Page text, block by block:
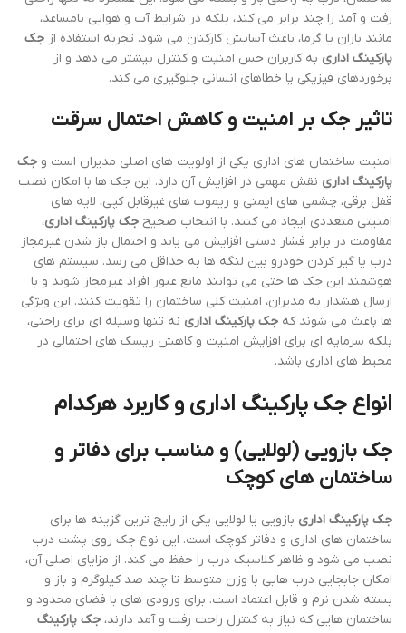
رفت و آمد را چند برابر می کند، بلکه در شرایط آب و هوایی نامساعد،
مانند باران یا گرما، باعث آسایش کارکنان می شود. تجربه استفاده از جک
پارکینگ اداری به کاربران حس امنیت و کنترل بیشتر می دهد و از
برخوردهای فیزیکی یا خطاهای انسانی جلوگیری می کند.
تاثیر جک بر امنیت و کاهش احتمال سرقت
امنیت ساختمان های اداری یکی از اولویت های اصلی مدیران است و جک
پارکینگ اداری نقش مهمی در افزایش آن دارد. این جک ها با امکان نصب
قفل برقی، چشمی های ایمنی و ریموت های غیرقابل کپی، لایه های
امنیتی متعددی ایجاد می کنند. با انتخاب صحیح جک پارکینگ اداری،
مقاومت در برابر فشار دستی افزایش می یابد و احتمال باز شدن غیرمجاز
درب یا گیر کردن خودرو بین لنگه ها به حداقل می رسد. سیستم های
هوشمند این جک ها حتی می توانند مانع عبور افراد غیرمجاز شوند و با
ارسال هشدار به مدیران، امنیت کلی ساختمان را تقویت کنند. این ویژگی
ها باعث می شوند که جک پارکینگ اداری نه تنها وسیله ای برای راحتی،
بلکه سرمایه ای برای افزایش امنیت و کاهش ریسک های احتمالی در
محیط های اداری باشد.
انواع جک پارکینگ اداری و کاربرد هرکدام
جک بازویی (لولایی) و مناسب برای دفاتر و
ساختمان های کوچک
جک پارکینگ اداری بازویی یا لولایی یکی از رایج ترین گزینه ها برای
ساختمان های اداری و دفاتر کوچک است. این نوع جک روی پشت درب
نصب می شود و ظاهر کلاسیک درب را حفظ می کند. از مزایای اصلی آن،
امکان جابجایی درب هایی با وزن متوسط تا چند صد کیلوگرم و باز و
بسته شدن نرم و قابل اعتماد است. برای ورودی های با فضای محدود و
ساختمان هایی که نیاز به کنترل راحت رفت و آمد دارند، جک پارکینگ